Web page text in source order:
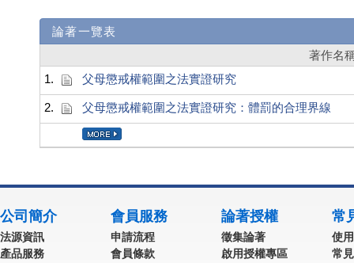
論著一覽表
著作名
1.
父母懲戒權範圍之法實證研究
2. 父母懲戒權範圍之法實證研究：體罰的合理界線
公司簡介
法源資訊
產品服務
會員服務
申請流程
會員條款
論著授權
徵集論著
啟用授權專區
常
使
常